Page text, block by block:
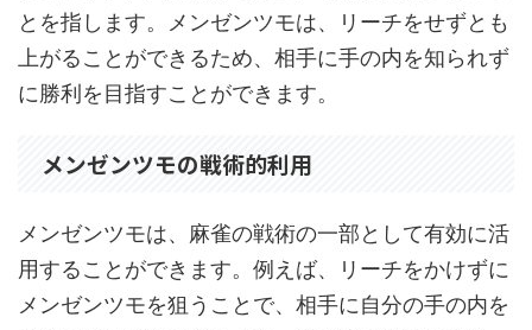
とを指します。メンゼンツモは、リーチをせずとも
上がることができるため、相手に手の内を知られず
に勝利を目指すことができます。
メンゼンツモの戦術的利用
メンゼンツモは、麻雀の戦術の一部として有効に活
用することができます。例えば、リーチをかけずに
メンゼンツモを狙うことで、相手に自分の手の内を